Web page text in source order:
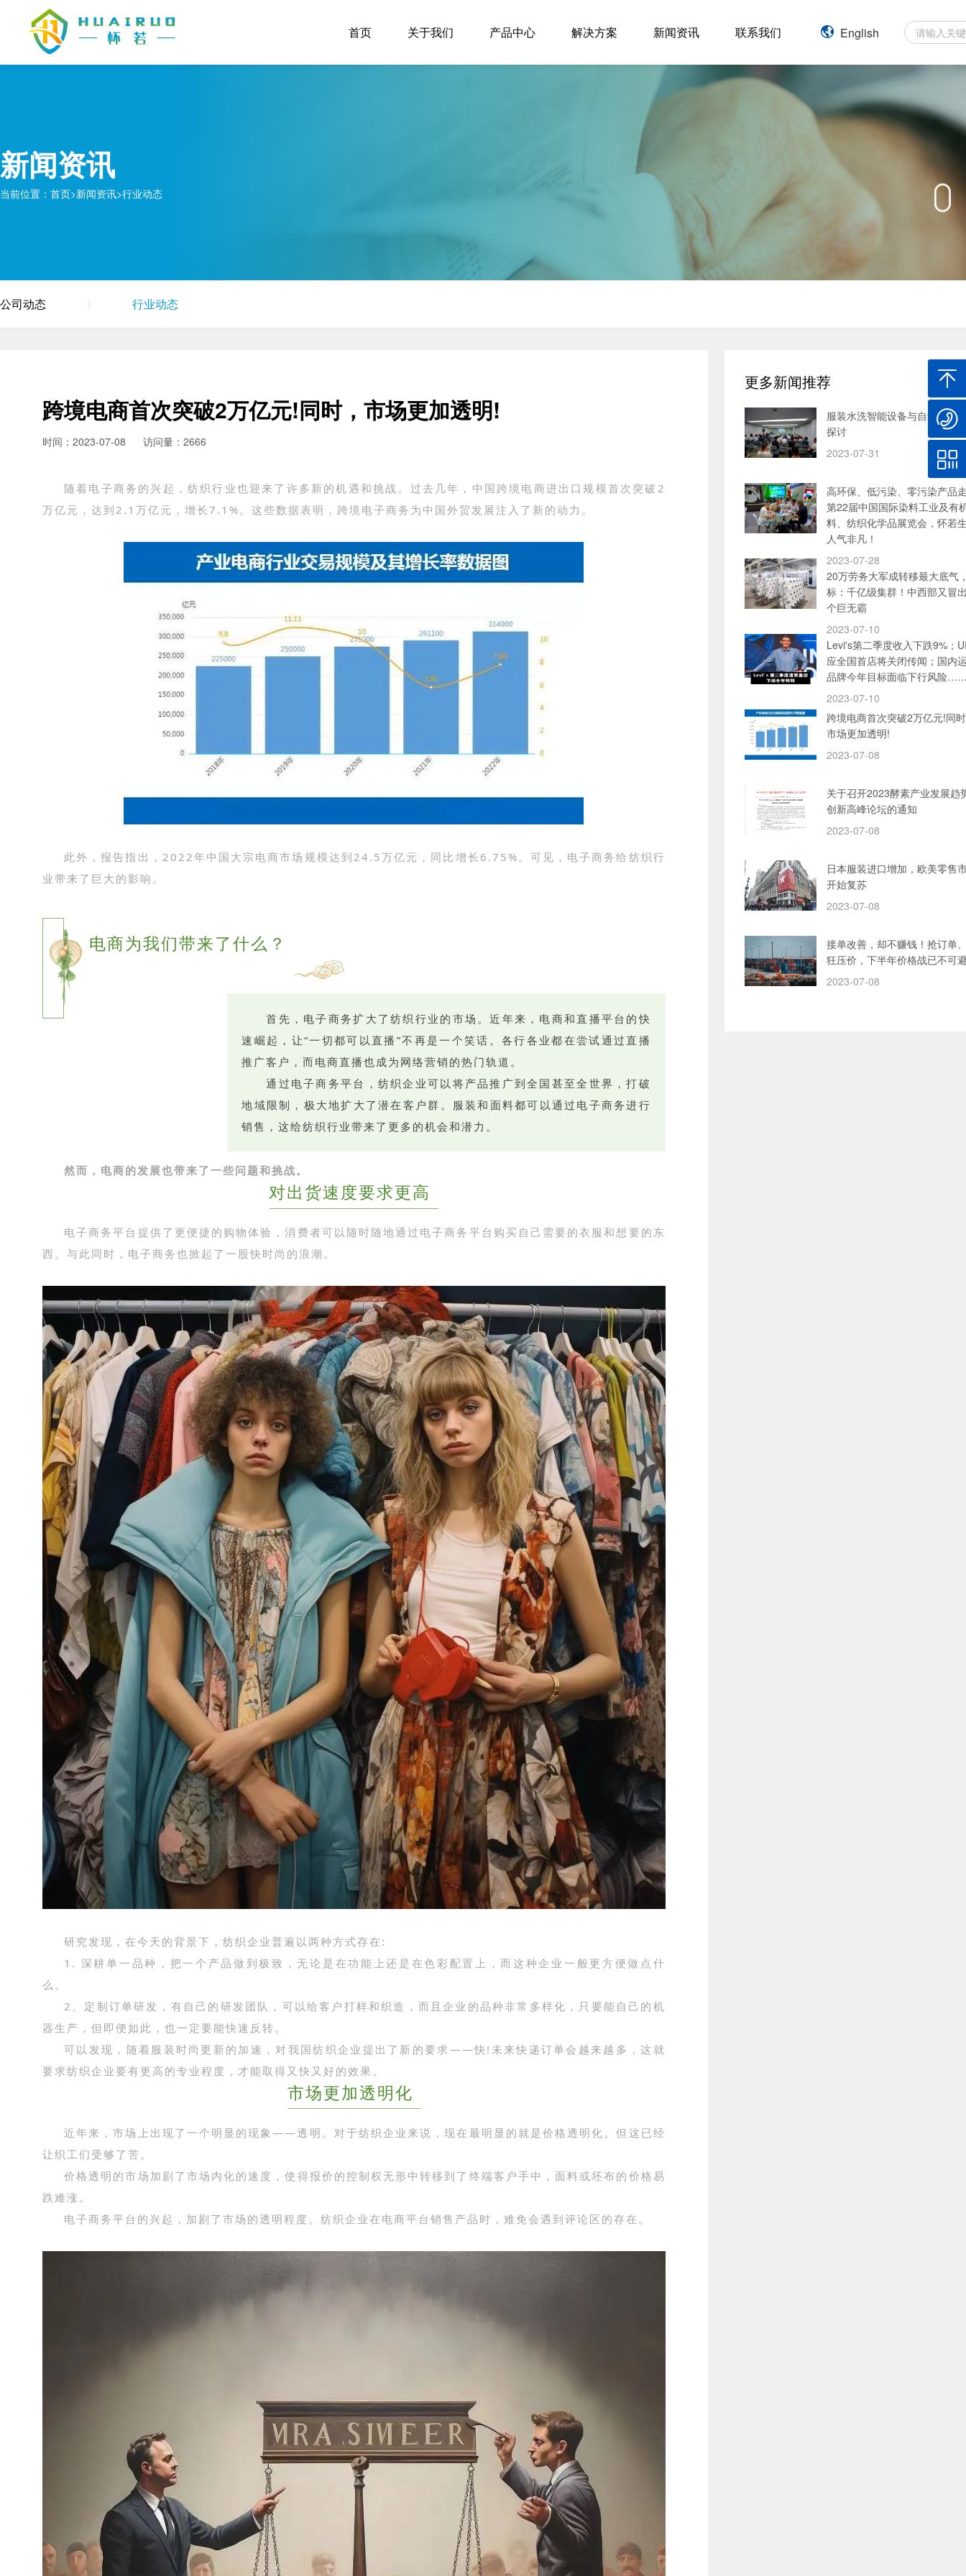
English
首页 关于我们 产品中心 解决方案 新闻资讯 联系我们
新闻资讯
当前位置： 首页>新闻资讯>行业动态
公司动态 行业动态
跨境电商首次突破2万亿元!同时，市场更加透明!
时间：2023-07-08 访问量：2666
随着电子商务的兴起，纺织行业也迎来了许多新的机遇和挑战。过去几年，中国跨境电商进出口规模首次突破2
万亿元，达到2.1万亿元，增长7.1%。这些数据表明，跨境电子商务为中国外贸发展注入了新的动力。
此外，报告指出，2022年中国大宗电商市场规模达到24.5万亿元，同比增长6.75%。可见，电子商务给纺织行
业带来了巨大的影响。
电商为我们带来了什么？
首先，电子商务扩大了纺织行业的市场。近年来，电商和直播平台的快
速崛起，让“一切都可以直播”不再是一个笑话。各行各业都在尝试通过直播
推广客户，而电商直播也成为网络营销的热门轨道。
通过电子商务平台，纺织企业可以将产品推广到全国甚至全世界，打破
地域限制，极大地扩大了潜在客户群。服装和面料都可以通过电子商务进行
销售，这给纺织行业带来了更多的机会和潜力。
然而，电商的发展也带来了一些问题和挑战。
对出货速度要求更高
电子商务平台提供了更便捷的购物体验，消费者可以随时随地通过电子商务平台购买自己需要的衣服和想要的东
西。与此同时，电子商务也掀起了一股快时尚的浪潮。
研究发现，在今天的背景下，纺织企业普遍以两种方式存在:
1. 深耕单一品种，把一个产品做到极致，无论是在功能上还是在色彩配置上，而这种企业一般更方便做点什
么。
2、定制订单研发，有自己的研发团队，可以给客户打样和织造，而且企业的品种非常多样化，只要能自己的机
器生产，但即便如此，也一定要能快速反转。
可以发现，随着服装时尚更新的加速，对我国纺织企业提出了新的要求——快!未来快递订单会越来越多，这就
要求纺织企业要有更高的专业程度，才能取得又快又好的效果。
市场更加透明化
近年来，市场上出现了一个明显的现象——透明。对于纺织企业来说，现在最明显的就是价格透明化。但这已经
让织工们受够了苦。
价格透明的市场加剧了市场内化的速度，使得报价的控制权无形中转移到了终端客户手中，面料或坯布的价格易
跌难涨。
电子商务平台的兴起，加剧了市场的透明程度。纺织企业在电商平台销售产品时，难免会遇到评论区的存在。
更多新闻推荐
服装水洗智能设备与自动加料
探讨
2023-07-31
高环保、低污染、零污染产品
第22届中国国际染料工业及有
料、纺织化学品展览会，怀若
人气非凡！
2023-07-28
20万劳务大军成转移最大底气
标：千亿级集群！中西部又冒
个巨无霸
2023-07-10
Levi's第二季度收入下跌9%；
应全国首店将关闭传闻；国内
品牌今年目标面临下行风险
2023-07-10
跨境电商首次突破2万亿元!同
市场更加透明!
2023-07-08
关于召开2023酵素产业发展趋
创新高峰论坛的通知
2023-07-08
日本服装进口增加，欧美零售
开始复苏
2023-07-08
接单改善，却不赚钱！抢订单
狂压价，下半年价格战已不可
2023-07-08